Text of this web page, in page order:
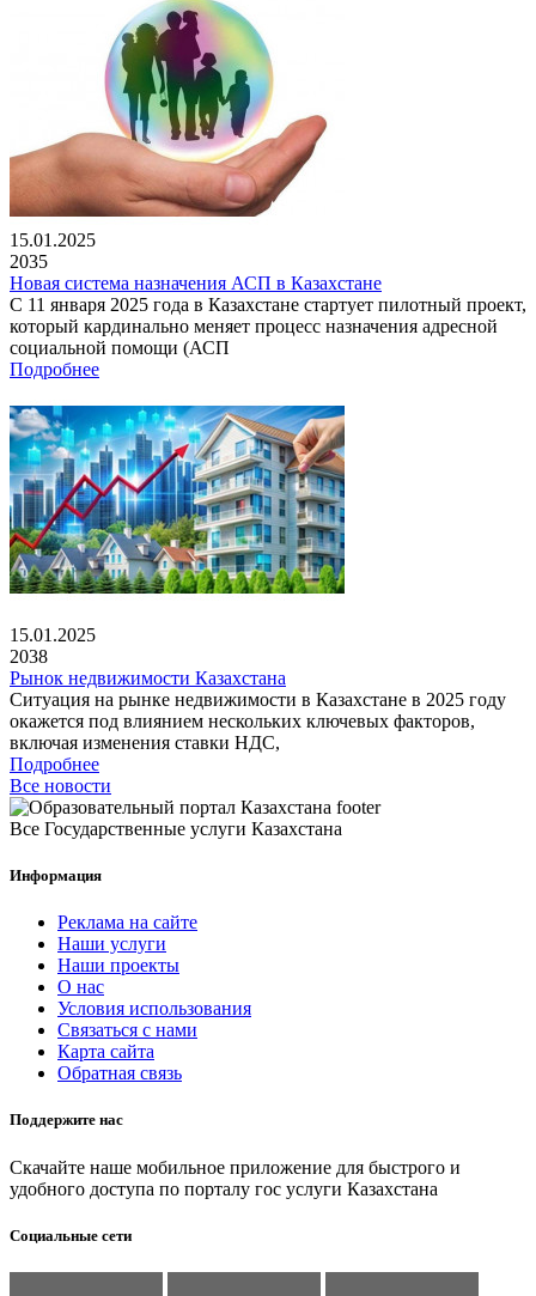
15.01.2025
2035
Новая система назначения АСП в Казахстане
С 11 января 2025 года в Казахстане стартует пилотный проект,
который кардинально меняет процесс назначения адресной
социальной помощи (АСП
Подробнее
15.01.2025
2038
Рынок недвижимости Казахстана
Ситуация на рынке недвижимости в Казахстане в 2025 году
окажется под влиянием нескольких ключевых факторов,
включая изменения ставки НДС,
Подробнее
Все новости
Все Государственные услуги Казахстана
Информация
Реклама на сайте
Наши услуги
Наши проекты
О нас
Условия использования
Связаться с нами
Карта сайта
Обратная связь
Поддержите нас
Скачайте наше мобильное приложение для быстрого и
удобного доступа по порталу гос услуги Казахстана
Социальные сети